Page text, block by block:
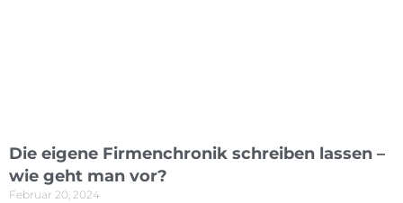
Die eigene Firmenchronik schreiben lassen –
wie geht man vor?
Februar 20, 2024